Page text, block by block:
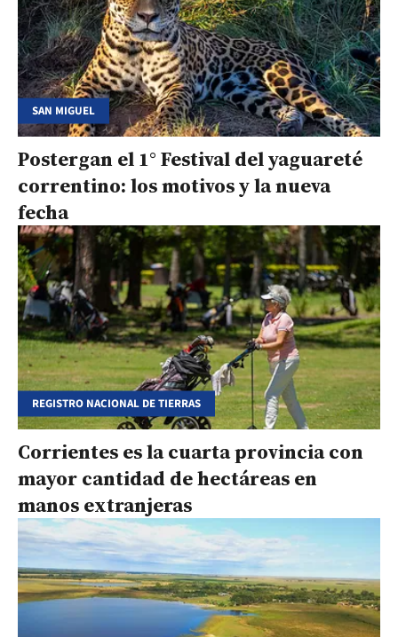
SAN MIGUEL
Postergan el 1° Festival del yaguareté
correntino: los motivos y la nueva
fecha
REGISTRO NACIONAL DE TIERRAS
Corrientes es la cuarta provincia con
mayor cantidad de hectáreas en
manos extranjeras